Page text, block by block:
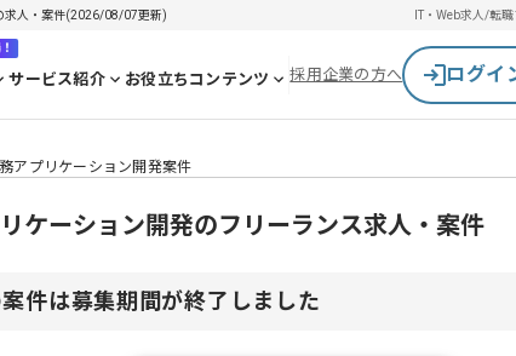
求人・案件(2026/08/07更新) IT・Web求人/転職
サービス紹介 お役立ちコンテンツ 採用企業の方へ ログイ
アプリケーション開発案件
ケーション開発のフリーランス求人・案件
件は募集期間が終了しました